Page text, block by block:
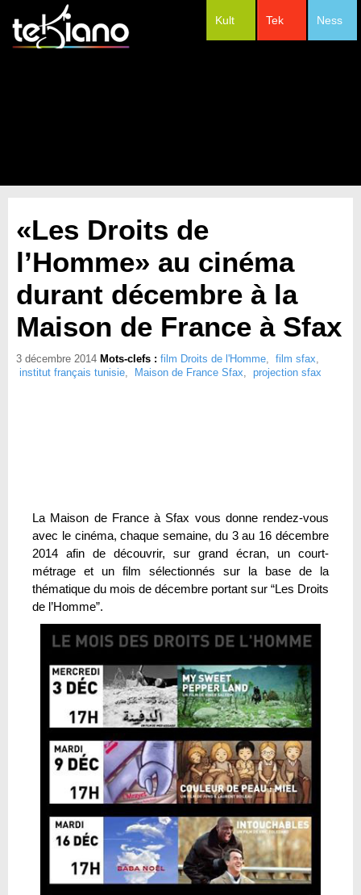
Ness
Tek
Kult
«Les Droits de
l’Homme» au cinéma
durant décembre à la
Maison de France à Sfax
3 décembre 2014 Mots-clefs : film Droits de l'Homme, film sfax,
institut français tunisie, Maison de France Sfax, projection sfax
La Maison de France à Sfax vous donne rendez-vous
avec le cinéma, chaque semaine, du 3 au 16 décembre
2014 afin de découvrir, sur grand écran, un court-
métrage et un film sélectionnés sur la base de la
thématique du mois de décembre portant sur “Les Droits
de l’Homme”.